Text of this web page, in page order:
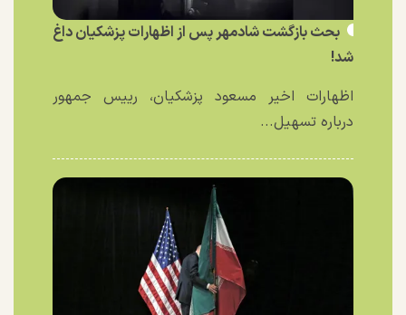
بحث بازگشت شادمهر پس از اظهارات پزشکیان داغ
شد!
اظهارات اخیر مسعود پزشکیان، رییس جمهور
درباره تسهیل...